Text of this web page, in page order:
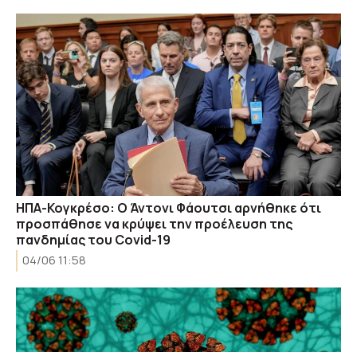
ΗΠΑ-Κογκρέσο: Ο Άντονι Φάουτσι αρνήθηκε ότι
προσπάθησε να κρύψει την προέλευση της
πανδημίας του Covid-19
04/06 11:58